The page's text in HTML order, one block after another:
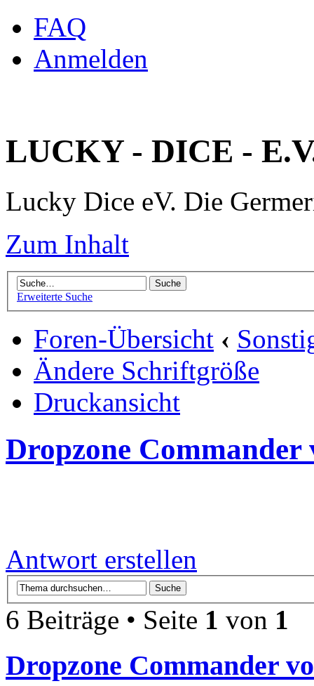
FAQ
Anmelden
LUCKY - DICE -
Lucky Dice eV. Die
Zum Inhalt
Erweiterte Suche
Foren-Übersicht ‹
Ändere Schriftgröße
Druckansicht
Dropzone
Antwort erstellen
6 Beiträge • Seite 1 von 1
Dropzone Commander